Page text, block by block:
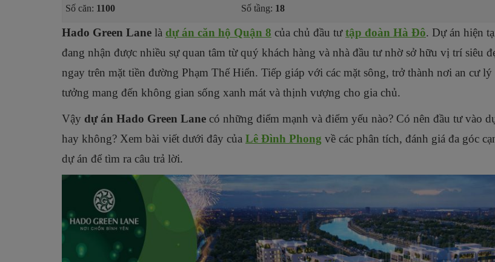
Số căn: 1100 Số tầng: 18
Hado Green Lane là dự án căn hộ Quận 8 của chủ đầu tưtập đoàn Hà Đô. Dự án hiện
đang nhận được nhiều sự quan tâm từ quý khách hàng và nhà đầu tư nhờ sở hữu vị trí siêu
ngay trên mặt tiền đường Phạm Thế Hiển. Tiếp giáp với các mặt sông, trở thành nơi an cư lý
tưởng mang đến không gian sống xanh mát và thịnh vượng cho gia chủ.
Vậy dự án Hado Green Lane có những điểm mạnh và điểm yếu nào? Có nên đầu tư vào
hay không? Xem bài viết dưới đây của Lê Đình Phong về các phân tích, đánh giá đa góc
dự án để tìm ra câu trả lời.